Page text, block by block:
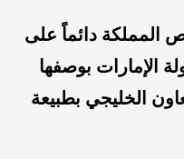
المملكة دائماً على
الإمارات بوصفها
الخليجي بطبيعة